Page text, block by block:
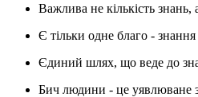
Важлива не кількість знань,
Є тільки одне благо -
Єдиний шлях, що веде до
Бич людини - це уявлюване